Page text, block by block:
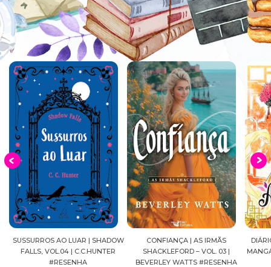
SUSSURROS AO LUAR | SHADOW
FALLS, VOL.04 | C.C.HUNTER
#RESENHA
CONFIANÇA | AS IRMÃS
SHACKLEFORD – VOL. 03 |
BEVERLEY WATTS #RESENHA